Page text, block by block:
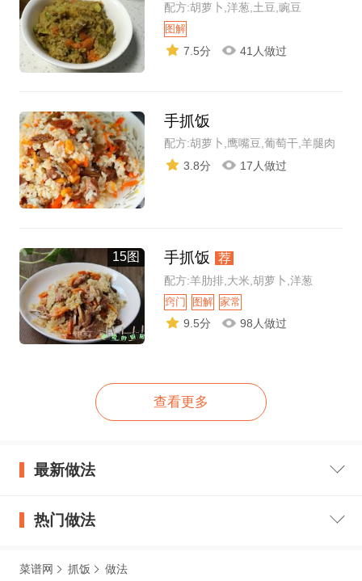
配方:胡萝卜,洋葱,土豆,豌豆
图解
7.5分 41人做过
手抓饭
配方:胡萝卜,鹰嘴豆,葡萄干,羊腿肉
3.8分
17人做过
15图 手抓饭 荐
配方:羊肋排,大米,胡萝卜,洋葱
窍门 图解 家常
9.5分 98人做过
查看更多
最新做法
热门做法
菜谱网 抓饭 做法